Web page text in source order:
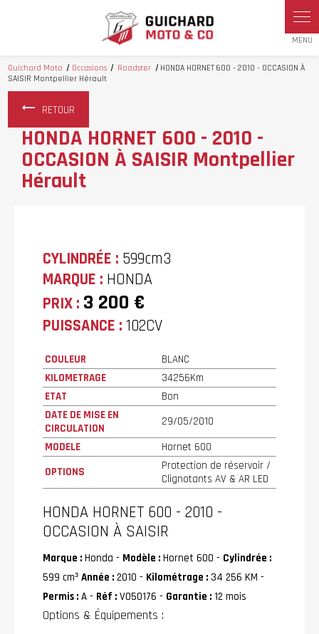
Guichard Moto Occasions Roadster
HONDA HORNET 600 - 2010 - OCCASION À
SAISIR Montpellier Hérault
RETOUR
HONDA HORNET 600 - 2010 -
OCCASION À SAISIR Montpellier
Hérault
CYLINDRÉE : 599cm3
MARQUE : HONDA
PRIX : 3 200 €
PUISSANCE : 102CV
COULEUR
BLANC
KILOMETRAGE
34256Km
ETAT
Bon
DATE DE MISE EN
CIRCULATION
29/05/2010
MODELE
Hornet 600
OPTIONS
Protection de réservoir /
Clignotants AV & AR LED
HONDA HORNET 600 - 2010 -
OCCASION À SAISIR
Marque : Honda - Modèle : Hornet 600 - Cylindrée :
599 cm³ Année : 2010 - Kilométrage : 34 256 KM -
Permis : A - Réf : VO50176 - Garantie : 12 mois
Options & Équipements :